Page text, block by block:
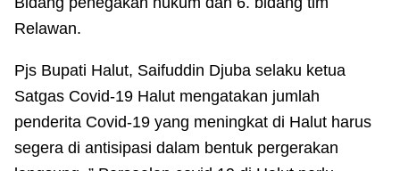
Bidang penegakan hukum dan 6. bidang tim
Pjs Bupati Halut, Saifuddin Djuba selaku ketua
Satgas Covid-19 Halut mengatakan jumlah
penderita Covid-19 yang meningkat di Halut harus
segera di antisipasi dalam bentuk pergerakan